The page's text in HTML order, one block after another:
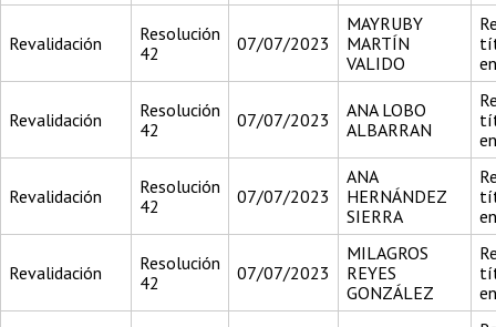
Revalidación
Resolución
42
07/07/2023
MAYRUBY
MARTÍN
VALIDO
Revalidación
Resolución
42
07/07/2023
ANA LOBO
ALBARRAN
Revalidación
Resolución
42
07/07/2023
ANA
HERNÁNDEZ
SIERRA
Revalidación
Resolución
42
07/07/2023
MILAGROS
REYES
GONZÁLEZ